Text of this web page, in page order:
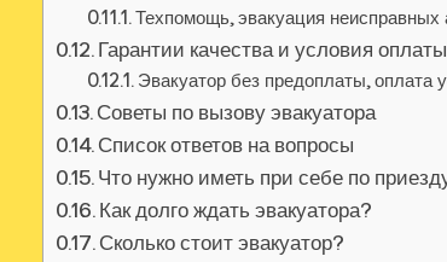
Техпомощь, эвакуация
Гарантии качества и условия оплаты
Эвакуатор без предоплаты, оплата
Советы по вызову эвакуатора
Список ответов на вопросы
Что нужно иметь при себе по
Как долго ждать эвакуатора?
Сколько стоит эвакуатор?